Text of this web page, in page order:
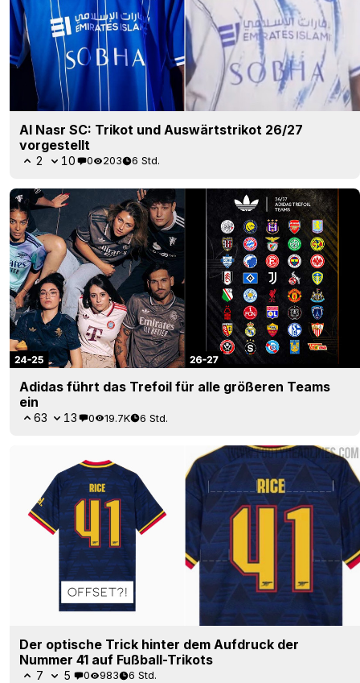
Al Nasr SC: Trikot und Auswärtstrikot 26/27
vorgestellt
2 10 0 203 6 Std.
Adidas führt das Trefoil für alle größeren Teams
ein
63 13 0 19.7K 6 Std.
Der optische Trick hinter dem Aufdruck der
Nummer 41 auf Fußball-Trikots
7 5 0 983 6 Std.